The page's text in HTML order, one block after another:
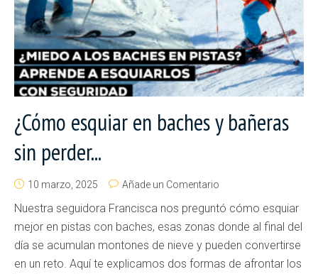
¿Cómo esquiar en baches y bañeras
sin perder...
10 marzo, 2025 Añade un Comentario
Nuestra seguidora Francisca nos preguntó cómo esquiar
mejor en pistas con baches, esas zonas donde al final del
día se acumulan montones de nieve y pueden convertirse
en un reto. Aquí te explicamos dos formas de afrontar los